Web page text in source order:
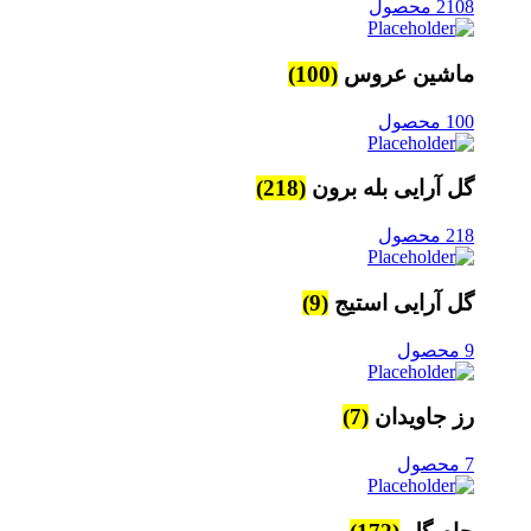
2108 محصول
ماشین عروس (100)
100 محصول
گل آرایی بله برون (218)
218 محصول
گل آرایی استیج (9)
9 محصول
رز جاویدان (7)
7 محصول